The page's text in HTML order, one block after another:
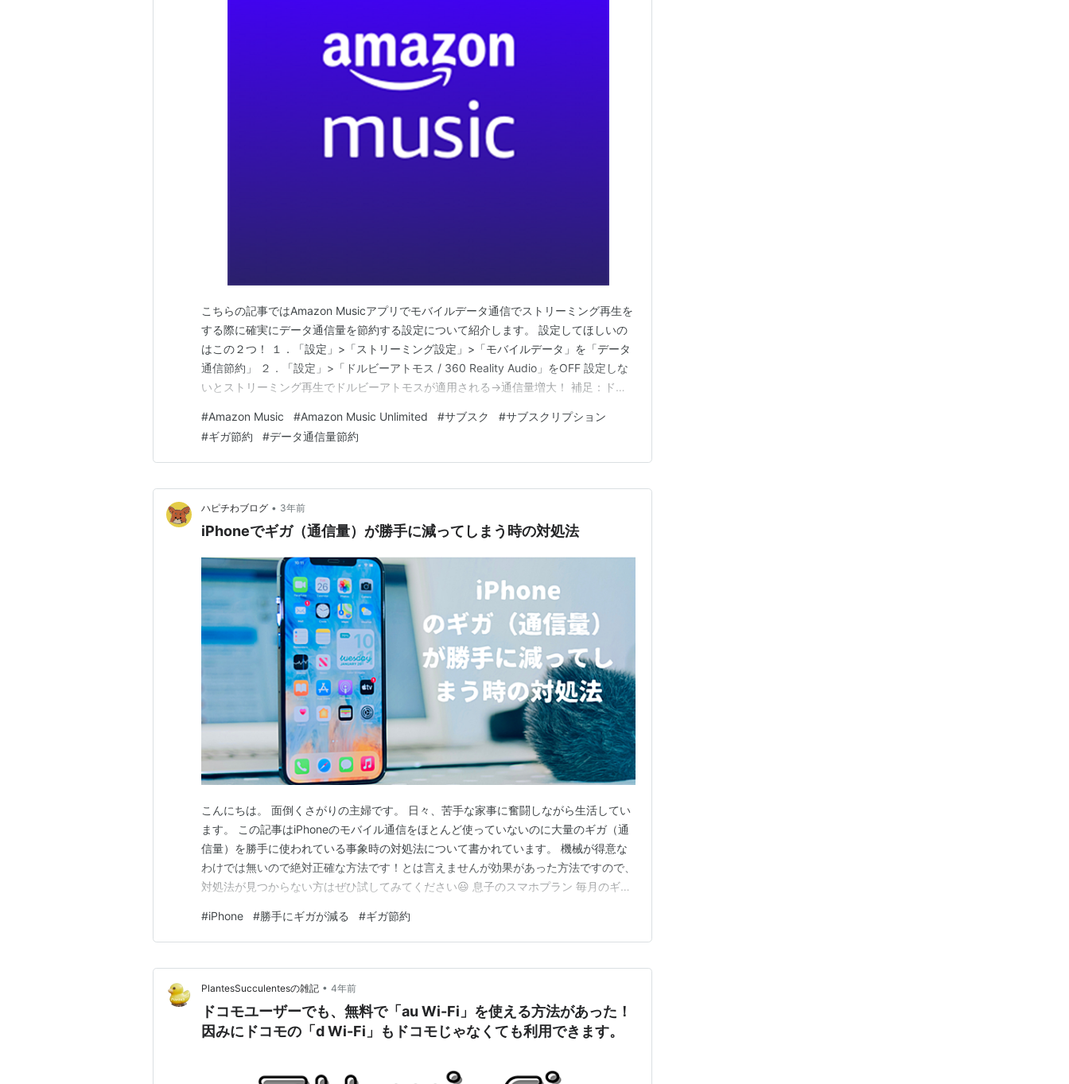
こちらの記事ではAmazon Musicアプリでモバイルデータ通信でストリーミング再生を
する際に確実にデータ通信量を節約する設定について紹介します。 設定してほしいの
はこの２つ！ １．「設定」>「ストリーミング設定」>「モバイルデータ」を「データ
通信節約」 ２．「設定」>「ドルビーアトモス / 360 Reality Audio」をOFF 設定しな
いとストリーミング再生でドルビーアトモスが適用される→通信量増大！ 補足：ドル
とがき 設定してほしいのはこの２つ！ １．「設定」>「ストリーミング設定」>「モバ
イルデータ」…
#Amazon Music #Amazon Music Unlimited #サブスク #サブスクリプション
#ギガ節約 #データ通信量節約
ハピチわブログ • 3年前
iPhoneでギガ（通信量）が勝手に減ってしまう時の対処法
こんにちは。 面倒くさがりの主婦です。 日々、苦手な家事に奮闘しながら生活してい
ます。 この記事はiPhoneのモバイル通信をほとんど使っていないのに大量のギガ（通
信量）を勝手に使われている事象時の対処法について書かれています。 機械が得意な
わけでは無いので絶対正確な方法です！とは言えませんが効果があった方法ですので、
対処法が見つからない方はぜひ試してみてください😃 息子のスマホプラン 毎月のギガ
（学校用） 対策後の経過 その他の注意事項 ＃当ブログはアフェリエイト広告を利用し
ています 息子のスマホプラン 中学生…
#iPhone #勝手にギガが減る #ギガ節約
PlantesSucculentesの雑記 • 4年前
ドコモユーザーでも、無料で「au Wi-Fi」を使える方法があった！
因みにドコモの「d Wi-Fi」もドコモじゃなくても利用できます。